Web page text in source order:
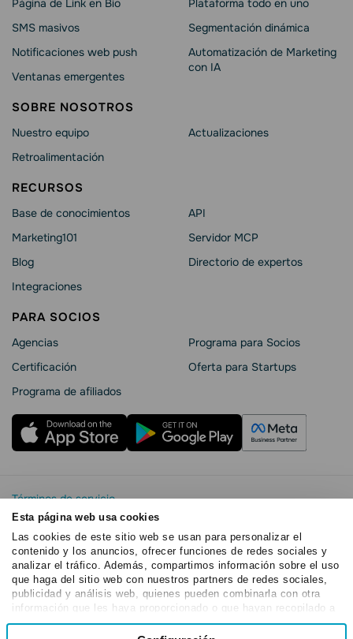
Esta página web usa cookies
Las cookies de este sitio web se usan para personalizar el
contenido y los anuncios, ofrecer funciones de redes sociales y
analizar el tráfico. Además, compartimos información sobre el uso
que haga del sitio web con nuestros partners de redes sociales,
publicidad y análisis web, quienes pueden combinarla con otra
información que les haya proporcionado o que hayan recopilado a
partir del uso que haya hecho de sus servicios.
Selección
Página de Link en Bio
SMS masivos
Notificaciones web push
Ventanas emergentes
Plataforma todo en uno
Segmentación dinámica
Automatización de Marketing
con IA
SOBRE NOSOTROS
Nuestro equipo
Retroalimentación
Actualizaciones
RECURSOS
Base de conocimientos
Marketing101
Blog
Integraciones
API
Servidor MCP
Directorio de expertos
PARA SOCIOS
Agencias
Certificación
Programa de afiliados
Programa para Socios
Oferta para Startups
Términos de servicio
Política de privacidad
SendPulse Seguridad La
Declaración de cookies
Copyright © 2015 - 2026. SendPulse.Todos los derechos
reservados